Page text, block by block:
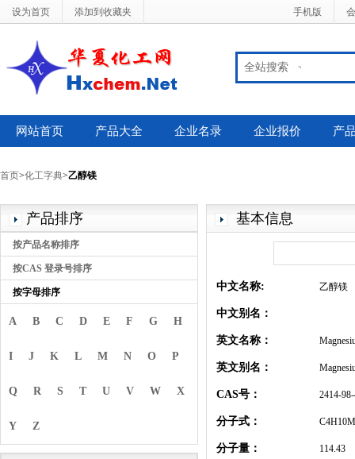
设为首页 添加到收藏夹 手机版
全站搜索
网站首页 产品大全 企业名录 企业报价 产
首页>化工字典>乙醇镁
产品排序
按产品名称排序
按CAS 登录号排序
按字母排序
A B C D E F G H
I J K L M N O P
Q R S T U V W X
Y Z
基本信息
中文名称: 乙醇镁
中文别名：
英文名称：
英文别名：
CAS号： 2414-
分子式：
分子量： 114.43